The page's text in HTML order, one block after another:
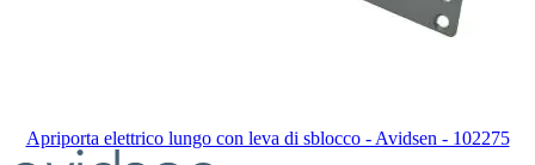
Apriporta elettrico lungo con leva di sblocco - Avidsen - 102275